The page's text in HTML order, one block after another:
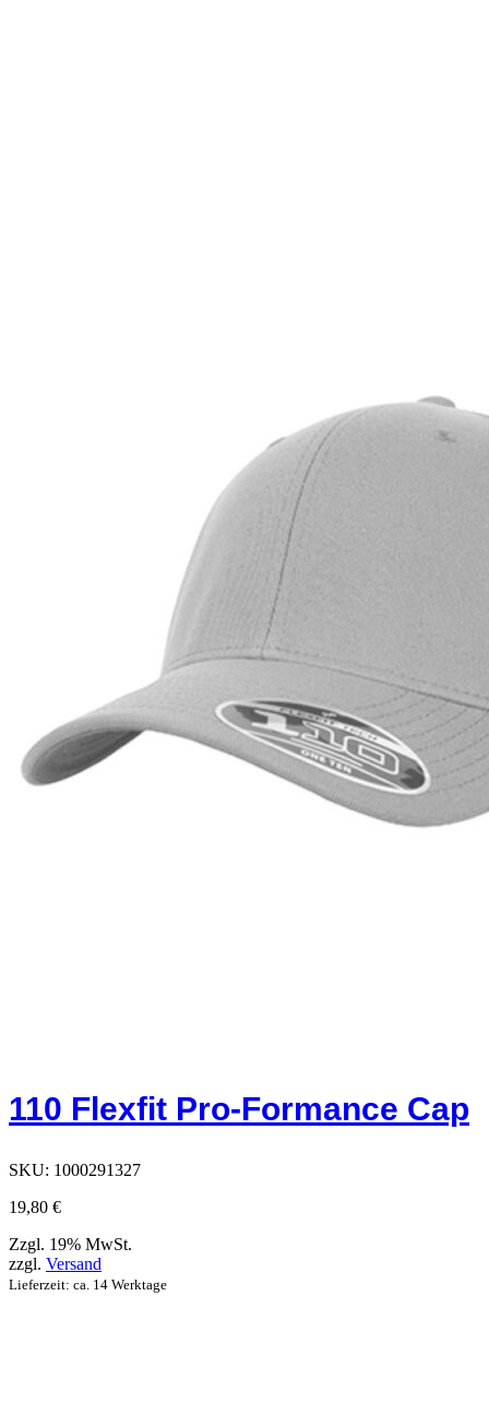
110 Flexfit Pro-Formance Cap
SKU: 1000291327
19,80 €
Zzgl. 19% MwSt.
zzgl. Versand
Lieferzeit: ca. 14 Werktage